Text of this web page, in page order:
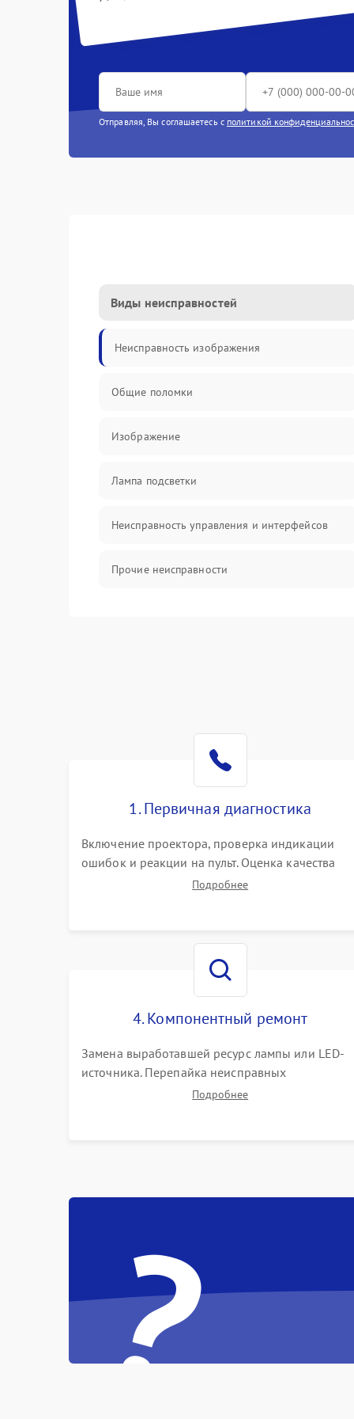
Отправляя, Вы соглашаетесь с политикой
Виды неисправностей
Неисправность изображения
Общие поломки
Изображение
Лампа подсветки
Неисправность управления и интерфейсов
Прочие неисправности
1. Первичная диагностика
Включение проектора, проверка индикации
ошибок и реакции на пульт. Оценка качества
проекции, яркости лампы, наличия артефактов
Подробнее
4. Компонентный ремонт
Замена выработавшей ресурс лампы или LED-
источника. Перепайка неисправных
компонентов на платах. Замена DMD-чипа при
Подробнее
?